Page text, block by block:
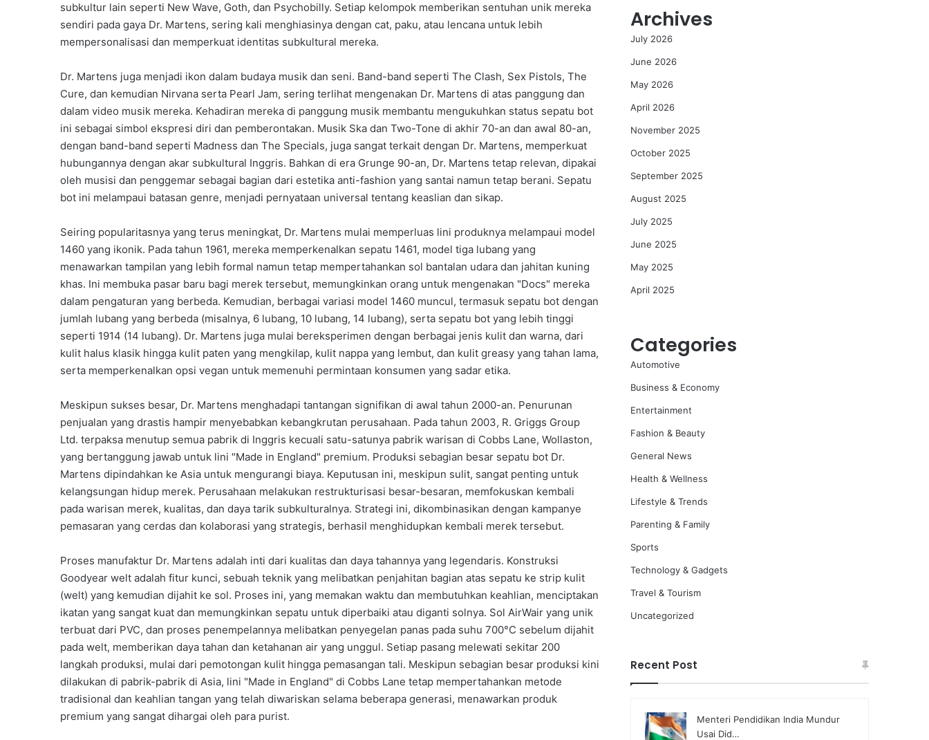
subkultur lain seperti New Wave, Goth, dan Psychobilly. Setiap kelompok memberikan sentuhan unik mereka
sendiri pada gaya Dr. Martens, sering kali menghiasinya dengan cat, paku, atau lencana untuk lebih
mempersonalisasi dan memperkuat identitas subkultural mereka.
Dr. Martens juga menjadi ikon dalam budaya musik dan seni. Band-band seperti The Clash, Sex Pistols, The
Cure, dan kemudian Nirvana serta Pearl Jam, sering terlihat mengenakan Dr. Martens di atas panggung dan
dalam video musik mereka. Kehadiran mereka di panggung musik membantu mengukuhkan status sepatu bot
ini sebagai simbol ekspresi diri dan pemberontakan. Musik Ska dan Two-Tone di akhir 70-an dan awal 80-an,
dengan band-band seperti Madness dan The Specials, juga sangat terkait dengan Dr. Martens, memperkuat
hubungannya dengan akar subkultural Inggris. Bahkan di era Grunge 90-an, Dr. Martens tetap relevan, dipakai
oleh musisi dan penggemar sebagai bagian dari estetika anti-fashion yang santai namun tetap berani. Sepatu
bot ini melampaui batasan genre, menjadi pernyataan universal tentang keaslian dan sikap.
Seiring popularitasnya yang terus meningkat, Dr. Martens mulai memperluas lini produknya melampaui model
1460 yang ikonik. Pada tahun 1961, mereka memperkenalkan sepatu 1461, model tiga lubang yang
menawarkan tampilan yang lebih formal namun tetap mempertahankan sol bantalan udara dan jahitan kuning
khas. Ini membuka pasar baru bagi merek tersebut, memungkinkan orang untuk mengenakan "Docs" mereka
dalam pengaturan yang berbeda. Kemudian, berbagai variasi model 1460 muncul, termasuk sepatu bot dengan
jumlah lubang yang berbeda (misalnya, 6 lubang, 10 lubang, 14 lubang), serta sepatu bot yang lebih tinggi
seperti 1914 (14 lubang). Dr. Martens juga mulai bereksperimen dengan berbagai jenis kulit dan warna, dari
kulit halus klasik hingga kulit paten yang mengkilap, kulit nappa yang lembut, dan kulit greasy yang tahan lama,
serta memperkenalkan opsi vegan untuk memenuhi permintaan konsumen yang sadar etika.
Meskipun sukses besar, Dr. Martens menghadapi tantangan signifikan di awal tahun 2000-an. Penurunan
penjualan yang drastis hampir menyebabkan kebangkrutan perusahaan. Pada tahun 2003, R. Griggs Group
Ltd. terpaksa menutup semua pabrik di Inggris kecuali satu-satunya pabrik warisan di Cobbs Lane, Wollaston,
yang bertanggung jawab untuk lini "Made in England" premium. Produksi sebagian besar sepatu bot Dr.
Martens dipindahkan ke Asia untuk mengurangi biaya. Keputusan ini, meskipun sulit, sangat penting untuk
kelangsungan hidup merek. Perusahaan melakukan restrukturisasi besar-besaran, memfokuskan kembali
pada warisan merek, kualitas, dan daya tarik subkulturalnya. Strategi ini, dikombinasikan dengan kampanye
pemasaran yang cerdas dan kolaborasi yang strategis, berhasil menghidupkan kembali merek tersebut.
Proses manufaktur Dr. Martens adalah inti dari kualitas dan daya tahannya yang legendaris. Konstruksi
Goodyear welt adalah fitur kunci, sebuah teknik yang melibatkan penjahitan bagian atas sepatu ke strip kulit
(welt) yang kemudian dijahit ke sol. Proses ini, yang memakan waktu dan membutuhkan keahlian, menciptakan
ikatan yang sangat kuat dan memungkinkan sepatu untuk diperbaiki atau diganti solnya. Sol AirWair yang unik
terbuat dari PVC, dan proses penempelannya melibatkan penyegelan panas pada suhu 700°C sebelum dijahit
pada welt, memberikan daya tahan dan ketahanan air yang unggul. Setiap pasang melewati sekitar 200
langkah produksi, mulai dari pemotongan kulit hingga pemasangan tali. Meskipun sebagian besar produksi kini
dilakukan di pabrik-pabrik di Asia, lini "Made in England" di Cobbs Lane tetap mempertahankan metode
tradisional dan keahlian tangan yang telah diwariskan selama beberapa generasi, menawarkan produk
premium yang sangat dihargai oleh para purist.
Archives
July 2026
June 2026
May 2026
April 2026
November 2025
October 2025
September 2025
August 2025
July 2025
June 2025
May 2025
April 2025
Categories
Automotive
Business & Economy
Entertainment
Fashion & Beauty
General News
Health & Wellness
Lifestyle & Trends
Parenting & Family
Sports
Technology & Gadgets
Travel & Tourism
Uncategorized
Recent Post
Menteri Pendidikan India Mundur
Usai Did…